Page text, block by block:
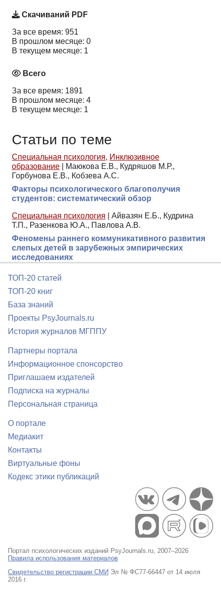
Скачиваний PDF
За все время: 951
В прошлом месяце: 0
В текущем месяце: 1
Всего
За все время: 1891
В прошлом месяце: 4
В текущем месяце: 1
Статьи по теме
Специальная психология, Инклюзивное
образование
Маюкова Е.В., Кудряшов М.Р.,
Горбунова Е.В., Кобзева А.С.
Факторы психологического благополучия
студентов: систематический обзор
Специальная психология
Айвазян Е.Б., Кудрина
Т.П., Разенкова Ю.А., Павлова А.В.
Феномены раннего коммуникативного развития
слепых детей в зарубежных эмпирических
исследованиях
ТОП-20 статей
ТОП-20 книг
База знаний
Проекты PsyJournals.ru
История журналов МГППУ
Партнеры портала
Информационное спонсорство
Приглашаем издателей
Подписка на журналы
Персональная страница
О портале
Медиакит
Контакты
Виртуальные фоны
Кодекс этики публикаций
Портал психологических изданий PsyJournals.ru, 2007–2026
Правила использования материалов
Свидетельство регистрации СМИ Эл № ФС77-66447 от 14 июля
2016 г.